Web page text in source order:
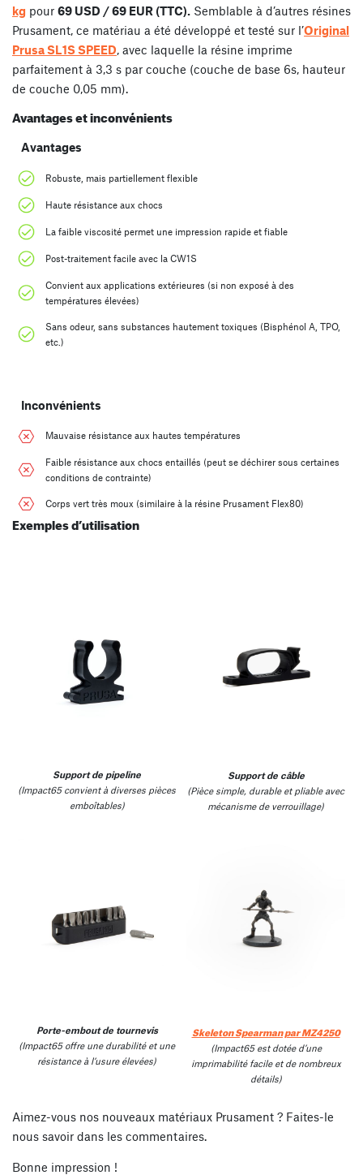
kg pour 69 USD / 69 EUR (TTC). Semblable à d’autres résines
Prusament, ce matériau a été développé et testé sur l’Original
Prusa SL1S SPEED, avec laquelle la résine imprime
parfaitement à 3,3 s par couche (couche de base 6s, hauteur
de couche 0,05 mm).
Avantages et inconvénients
Avantages
Robuste, mais partiellement flexible
Haute résistance aux chocs
La faible viscosité permet une impression rapide et fiable
Post-traitement facile avec la CW1S
Convient aux applications extérieures (si non exposé à des
températures élevées)
Sans odeur, sans substances hautement toxiques (Bisphénol A, TPO,
etc.)
Inconvénients
Mauvaise résistance aux hautes températures
Faible résistance aux chocs entaillés (peut se déchirer sous certaines
conditions de contrainte)
Corps vert très moux (similaire à la résine Prusament Flex80)
Exemples d’utilisation
Support de pipeline
(Impact65 convient à diverses pièces
emboîtables)
Support de câble
(Pièce simple, durable et pliable avec
mécanisme de verrouillage)
Porte-embout de tournevis
(Impact65 offre une durabilité et une
résistance à l’usure élevées)
Skeleton Spearman par MZ4250
(Impact65 est dotée d’une
imprimabilité facile et de nombreux
détails)
Aimez-vous nos nouveaux matériaux Prusament ? Faites-le
nous savoir dans les commentaires.
Bonne impression !